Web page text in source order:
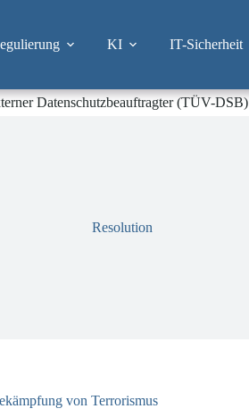
KI IT-Sicherheit
Datenschutzbeauftragter (TÜV-DSB)
Resolution
von Terrorismus